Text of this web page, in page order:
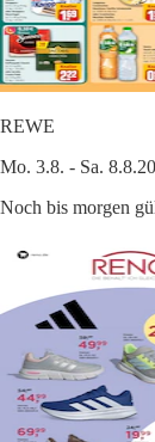
REWE
Mo. 3.8. - Sa.
Noch bis morgen